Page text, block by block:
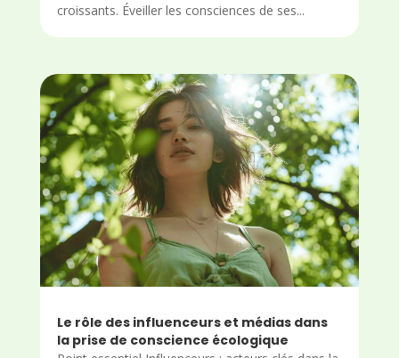
croissants. Éveiller les consciences de ses...
Le rôle des influenceurs et médias dans
la prise de conscience écologique